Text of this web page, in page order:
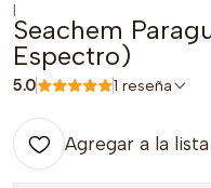
|
Seachem
Espectro)
5.0 1 reseña
Agregar a la